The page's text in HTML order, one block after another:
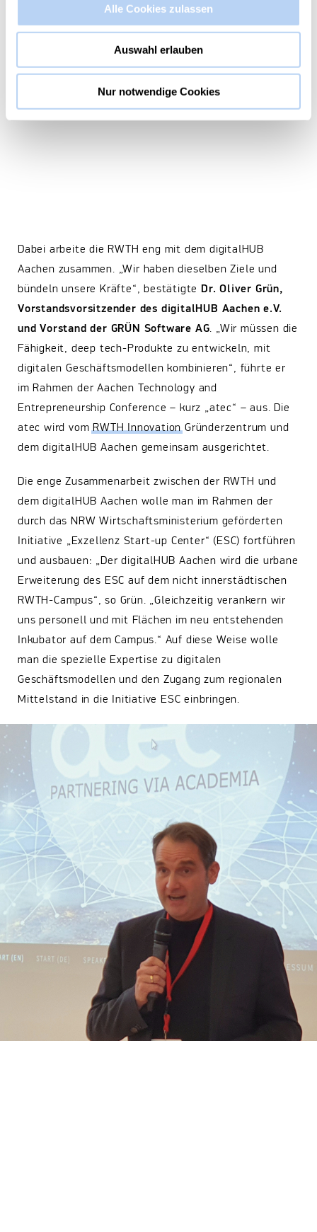
Alle Cookies zulassen
Auswahl erlauben
Nur notwendige Cookies
Dabei arbeite die RWTH eng mit dem digitalHUB
Aachen zusammen. „Wir haben dieselben Ziele und
bündeln unsere Kräfte“, bestätigte Dr. Oliver Grün,
Vorstandsvorsitzender des digitalHUB Aachen e.V.
und Vorstand der GRÜN Software AG. „Wir müssen die
Fähigkeit, deep tech-Produkte zu entwickeln, mit
digitalen Geschäftsmodellen kombinieren“, führte er
im Rahmen der Aachen Technology and
Entrepreneurship Conference – kurz „atec“ – aus. Die
atec wird vomRWTH InnovationGründerzentrum und
dem digitalHUB Aachen gemeinsam ausgerichtet.
Die enge Zusammenarbeit zwischen der RWTH und
dem digitalHUB Aachen wolle man im Rahmen der
durch das NRW Wirtschaftsministerium geförderten
Initiative „Exzellenz Start-up Center“ (ESC) fortführen
und ausbauen: „Der digitalHUB Aachen wird die urbane
Erweiterung des ESC auf dem nicht innerstädtischen
RWTH-Campus“, so Grün. „Gleichzeitig verankern wir
uns personell und mit Flächen im neu entstehenden
Inkubator auf dem Campus.“ Auf diese Weise wolle
man die spezielle Expertise zu digitalen
Geschäftsmodellen und den Zugang zum regionalen
Mittelstand in die Initiative ESC einbringen.